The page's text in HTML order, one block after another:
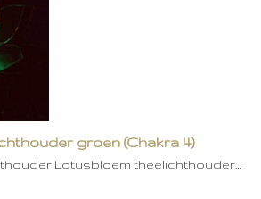
groen (Chakra 4)
Lotusbloem theelichthouder…